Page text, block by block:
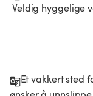
Veldig hyggelige
Et vakkert sted